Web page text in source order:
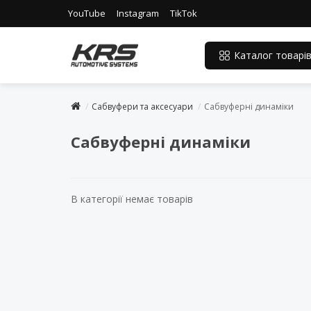
YouTube Instagram TikTok
Каталог товарів
Сабвуфери та аксесуари Сабвуферні динаміки
Сабвуферні динаміки
В категорії немає товарів